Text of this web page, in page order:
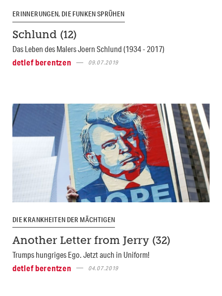
ERINNERUNGEN, DIE FUNKEN SPRÜHEN
Schlund (12)
Das Leben des Malers Joern Schlund (1934 - 2017)
detlef berentzen
09.07.2019
DIE KRANKHEITEN DER MÄCHTIGEN
Another Letter from Jerry (32)
Trumps hungriges Ego. Jetzt auch in Uniform!
detlef berentzen
04.07.2019